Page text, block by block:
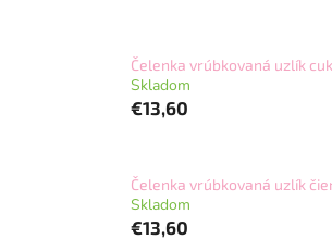
Čelenka vrúbkovaná uzlík
Skladom
€13,60
Čelenka vrúbkovaná uzlík
Skladom
€13,60